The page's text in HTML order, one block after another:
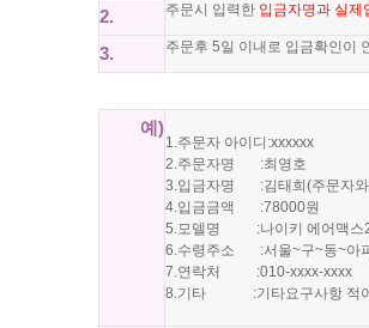
2. 주문시 입력한 입금자명과 실제
3. 주문후 5일 이내로 입금확인이
예)
1.주문자 아이디:xxxxxx
2.주문자명 :최영호
3.입금자명 :김태희(주문자와
4.입금금액 :78000원
5.모델명 :나이키 에어맥스
6.수령주소 :서울~구~동~아
7.연락처 :010-xxxx-xxxx
8.기타 :기타요구사항 적어